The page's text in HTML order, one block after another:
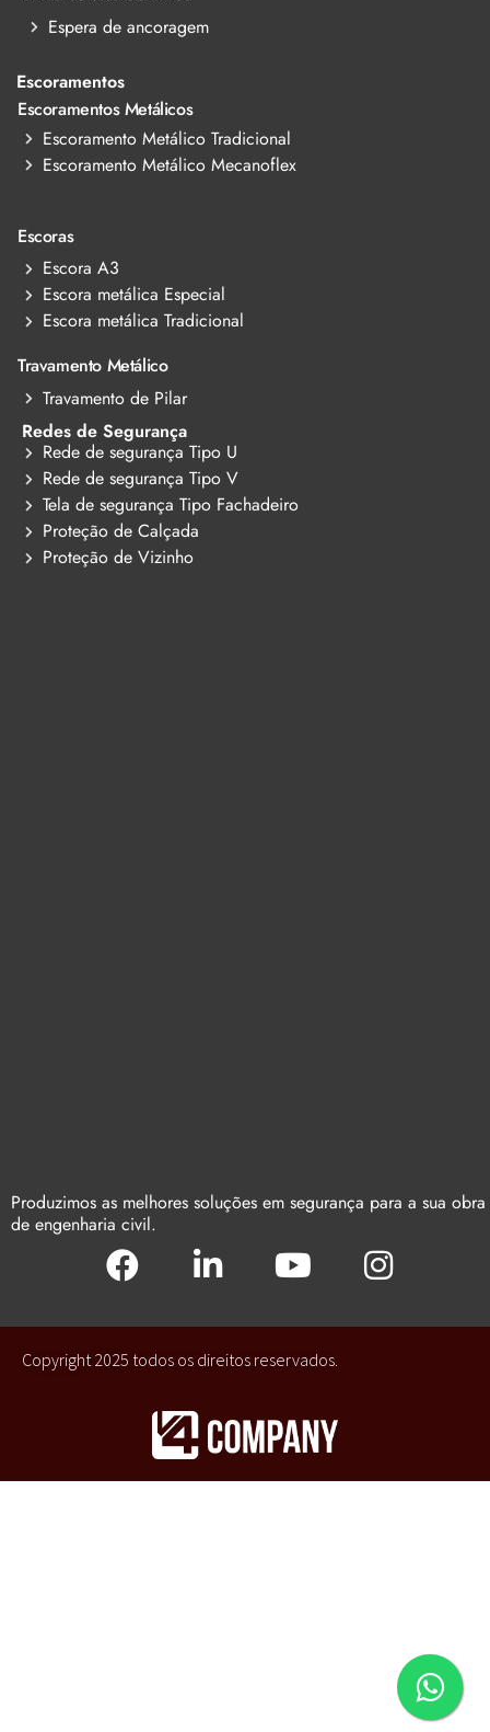
Espera de ancoragem
Escoramentos
Escoramentos Metálicos
Escoramento Metálico Tradicional
Escoramento Metálico Mecanoflex
Escoras
Escora A3
Escora metálica Especial
Escora metálica Tradicional
Travamento Metálico
Travamento de Pilar
Redes de Segurança
Rede de segurança Tipo U
Rede de segurança Tipo V
Tela de segurança Tipo Fachadeiro
Proteção de Calçada
Proteção de Vizinho
Produzimos as melhores soluções em segurança para a sua obra
de engenharia civil.
Copyright 2025 todos os direitos reservados.